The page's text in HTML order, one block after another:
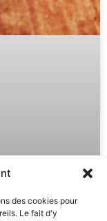
des cookies pour
Le fait d'y